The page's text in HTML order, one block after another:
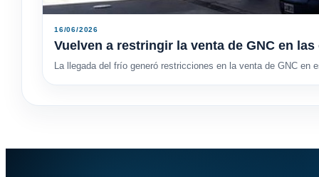
16/06/2026
Vuelven a restringir la venta de GNC en
La llegada del frío generó restricciones en la venta de GNC en